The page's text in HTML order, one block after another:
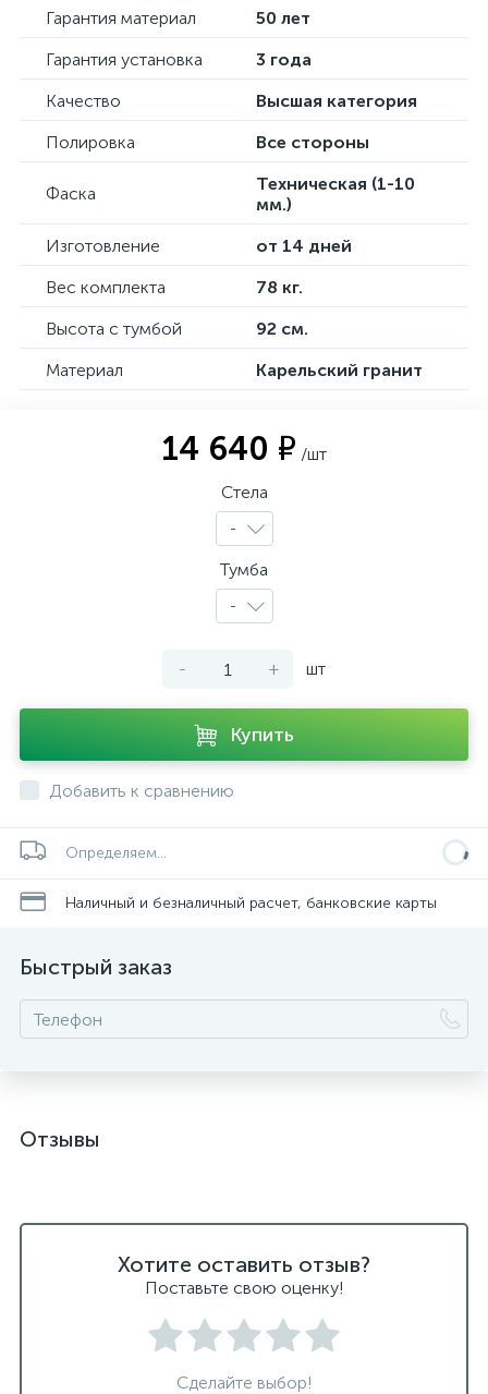
Гарантия материал
50 лет
Гарантия установка
3 года
Качество
Высшая категория
Полировка
Все стороны
Фаска
Техническая (1-10
мм.)
Изготовление
от 14 дней
Вес комплекта
78 кг.
Высота с тумбой
92 см.
Материал
Карельский гранит
14 640 ₽ /шт
Стела
-
Тумба
-
- + шт
Купить
Добавить к сравнению
Определяем...
Наличный и безналичный расчет, банковские карты
Быстрый заказ
Отзывы
Хотите оставить отзыв?
Поставьте свою оценку!
Сделайте выбор!